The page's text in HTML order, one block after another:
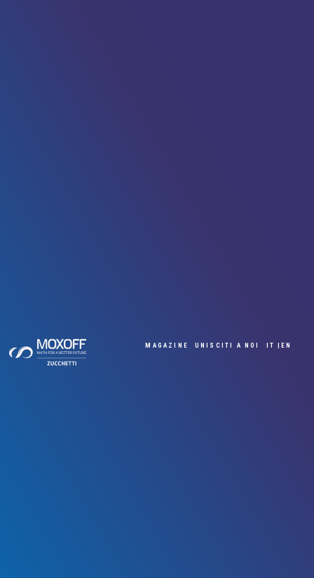
MAGAZINE UNISCITI A NOI IT | EN